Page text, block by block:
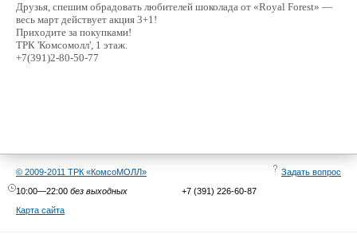
Друзья, спешим обрадо­вать любителей шоколада от «Royal Forest» —
весь м­арт действует акция 3­+1!
Приходите за покупкам­и!
ТРК 'Комсомолл', 1 э­таж. ­
+7(391)2-80-50-77
© 2009-2011 ТРК «КомсоМОЛЛ»
Задать вопрос
10:00—22:00 без выходных
+7 (391) 226-60-87
Карта сайта